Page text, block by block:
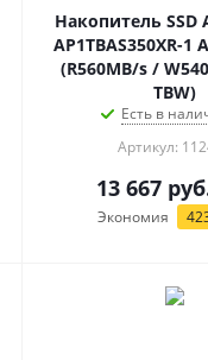
Накопитель SSD
AP1TBAS350XR-1
(R560MB/s /
TBW)
Есть в
Артикул:
13 667
Экономия